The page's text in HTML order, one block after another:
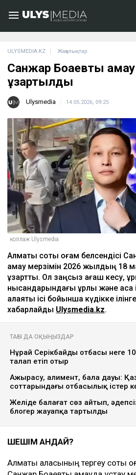
ULYSMEDIA.KZ Жаңалықтар
Санжар Боқаевты
ұзартылды
Ulysmedia 14.05.2026, 09:25
коллаж Ulysmedia
Алматы соты қоғам белсендісі
қамау мерзімін 2026 жылдың 18
ұзартты. Ол заңсыз ағаш кесу,
нысандарындағы ұрлық және аса
алаяқтық ісі бойынша күдікке
хабарлайды Ulysmedia.kz.
ТАҒЫ ДА ОҚЫҢЫЗДАР
Нұрай Серікбайдың отбасы неге
талап етіп отыр
Ажырасу, алимент, бала дауы:
соттарындағы отбасылық істер
Желіде балағат сөз айтып,
блогер жауапқа тартылды
ШЕШІМ ҚАНДАЙ?
Алматы қаласының тергеу соты